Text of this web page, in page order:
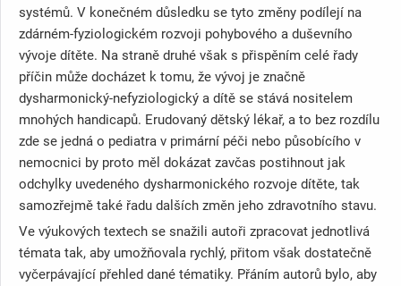
systémů. V konečném důsledku se tyto změny podílejí na
zdárném-fyziologickém rozvoji pohybového a duševního
vývoje dítěte. Na straně druhé však s přispěním celé řady
příčin může docházet k tomu, že vývoj je značně
dysharmonický-nefyziologický a dítě se stává nositelem
mnohých handicapů. Erudovaný dětský lékař, a to bez rozdílu
zde se jedná o pediatra v primární péči nebo působícího v
nemocnici by proto měl dokázat zavčas postihnout jak
odchylky uvedeného dysharmonického rozvoje dítěte, tak
samozřejmě také řadu dalších změn jeho zdravotního stavu.
Ve výukových textech se snažili autoři zpracovat jednotlivá
témata tak, aby umožňovala rychlý, přitom však dostatečně
vyčerpávající přehled dané tématiky. Přáním autorů bylo, aby